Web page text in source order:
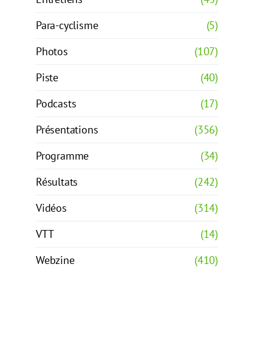
Para-cyclisme
(5)
Photos
(107)
Piste
(40)
Podcasts
(17)
Présentations
(356)
Programme
(34)
Résultats
(242)
Vidéos
(314)
VTT
(14)
Webzine
(410)